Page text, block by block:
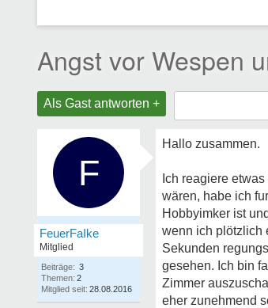
Angst vor Wespen
Als Gast antworten +
F
FeuerFaIke
Mitglied
Beiträge: 3
Themen: 2
Mitglied seit: 28.08.2016
Hallo zusammen.
Ich reagiere
wären, habe ich
Hobbyimker ist
wenn ich plötzlich
Sekunden
gesehen. Ich bin
Zimmer
eher zunehmend